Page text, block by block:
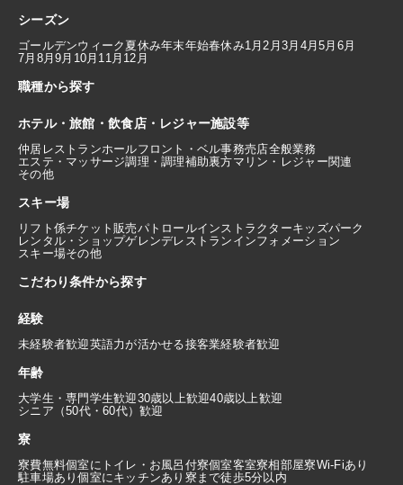
シーズン
ゴールデンウィーク 夏休み年末年始春休み1月2月3月 4月5月 6月
7月 8月9月 10月 11月 12月
職種から探す
ホテル・旅館・飲食店・レジャー施設等
仲居 レストランホールフロント・ベル事務売店全般業務
エステ・マッサージ調理・調理補助裏方マリン・レジャー関連
その他
スキー場
リフト係チケット販売パトロールインストラクターキッズパーク
レンタル・ショップゲレンデレストラン インフォメーション
スキー場その他
こだわり条件から探す
経験
未経験者歓迎英語力が活かせる接客業経験者歓迎
年齢
大学生・専門学生歓迎30歳以上歓迎40歳以上歓迎
シニア（50代・60代）歓迎
寮
寮費無料個室にトイレ・お風呂付寮個室客室寮相部屋寮Wi-Fiあり
駐車場あり個室にキッチンあり 寮まで徒歩5分以内